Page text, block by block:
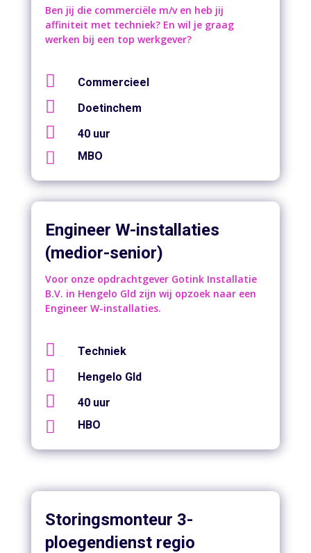
Ben jij die commerciële m/v en heb jij
affiniteit met techniek? En wil je graag
werken bij een top werkgever?
 Commercieel
 Doetinchem
 40 uur
 MBO
Engineer W-installaties
(medior-senior)
Voor onze opdrachtgever Gotink Installatie
B.V. in Hengelo Gld zijn wij opzoek naar een
Engineer W-installaties.
 Techniek
 Hengelo Gld
 40 uur
 HBO
Storingsmonteur 3-
ploegendienst regio